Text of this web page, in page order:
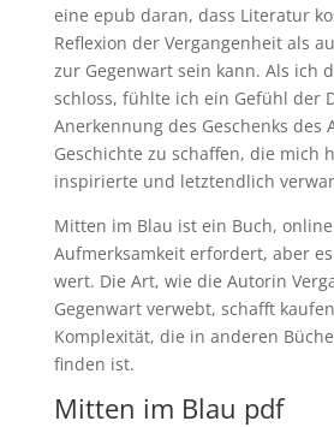
eine epub daran, dass Literatur
Reflexion der Vergangenheit als
zur Gegenwart sein kann. Als ich
schloss, fühlte ich ein Gefühl der
Anerkennung des Geschenks des
Geschichte zu schaffen, die mich
inspirierte und letztendlich
Mitten im Blau ist ein Buch,
Aufmerksamkeit erfordert, aber
wert. Die Art, wie die Autorin
Gegenwart verwebt, schafft
Komplexität, die in anderen
finden ist.
Mitten im Blau pdf